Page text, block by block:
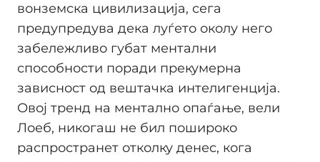
вонземска цивилизација, сега
предупредува дека луѓето околу него
забележливо губат ментални
способности поради прекумерна
зависност од вештачка интелигенција.
Овој тренд на ментално опаѓање, вели
Лоеб, никогаш не бил пошироко
распространет отколку денес, кога